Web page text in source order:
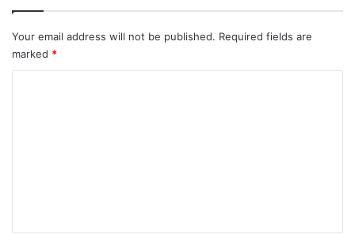
Your email address will not be published. Required fields are
marked *